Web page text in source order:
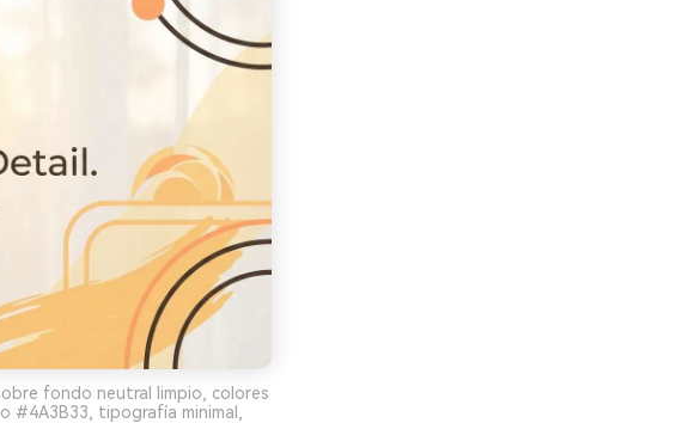
fondo neutral limpio, colores
#4A3B33, tipografía minimal,